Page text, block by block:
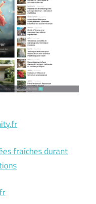
fraîches durant